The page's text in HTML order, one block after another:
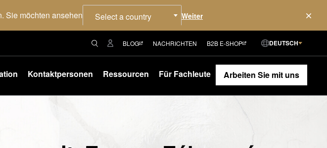
Sie möchten ansehen Select a country
BLOG NACHRICHTEN B2B E-SHOP DEUTSCH
Kontaktpersonen Ressourcen Für Fachleute Arbeiten Sie mit uns